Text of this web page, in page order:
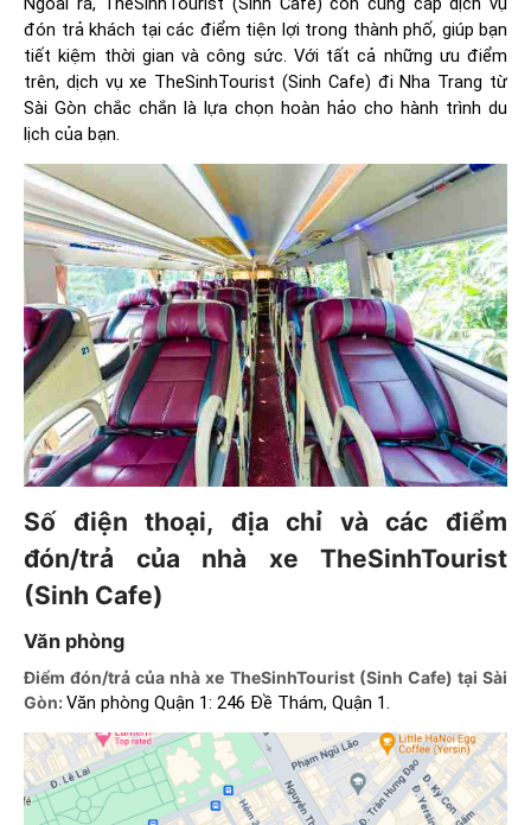
đón trả khách tại các điểm tiện lợi trong thành phố, giúp bạn
tiết kiệm thời gian và công sức. Với tất cả những ưu điểm
trên, dịch vụ xe TheSinhTourist (Sinh Cafe) đi Nha Trang từ
Sài Gòn chắc chắn là lựa chọn hoàn hảo cho hành trình du
lịch của bạn.
Số điện thoại, địa chỉ và các điểm
đón/trả của nhà xe TheSinhTourist
(Sinh Cafe)
Văn phòng
Điểm đón/trả của nhà xe TheSinhTourist (Sinh Cafe) tại Sài
Gòn:Văn phòng Quận 1: 246 Đề Thám, Quận 1.